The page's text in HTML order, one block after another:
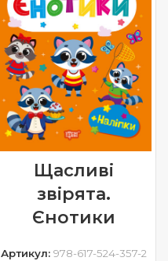
Щасливі
звірята.
Єнотики
Артикул:978-617-524-357-2